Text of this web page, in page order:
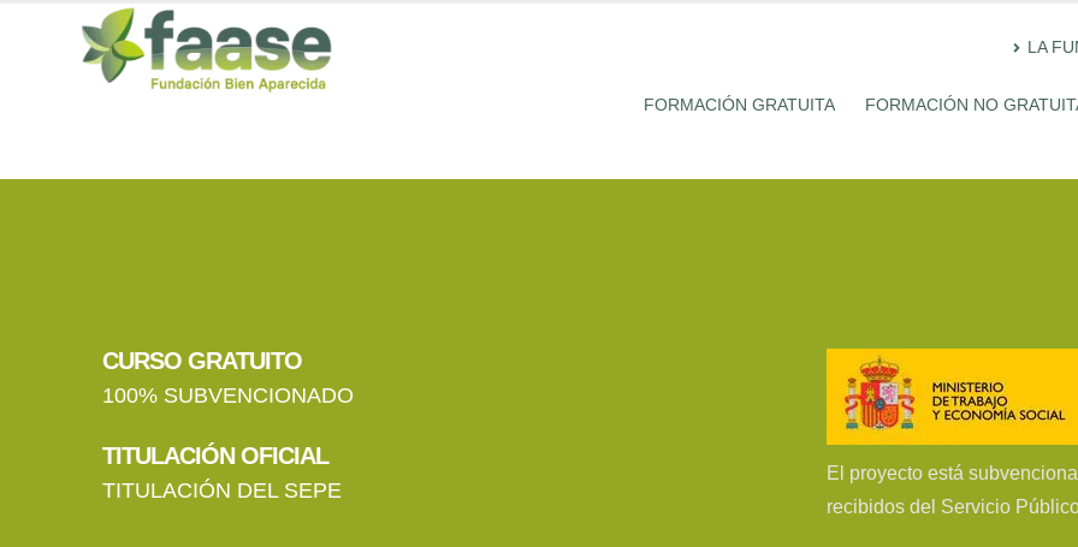
LA
FORMACIÓN GRATUITA FORMACIÓN NO
CURSO GRATUITO
100% SUBVENCIONADO
TITULACIÓN OFICIAL
TITULACIÓN DEL SEPE
El proyecto está
recibidos del Servicio